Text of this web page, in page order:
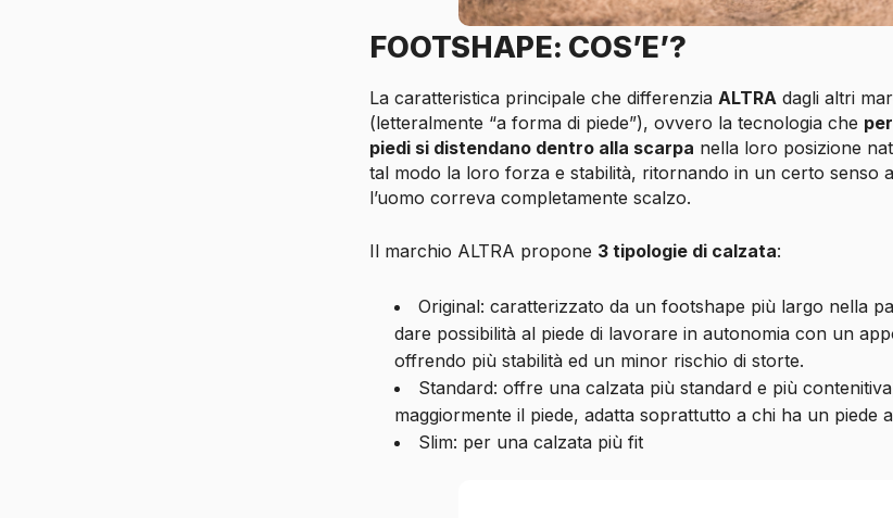
FOOTSHAPE: COS’E’?
La caratteristica principale che differenzia ALTRA dagli altri
(letteralmente “a forma di piede”), ovvero la tecnologia che
piedi si distendano dentro alla scarpa nella loro posizione
tal modo la loro forza e stabilità, ritornando in un certo senso
l’uomo correva completamente scalzo.
Il marchio ALTRA propone 3 tipologie di calzata:
Original: caratterizzato da un footshape più largo nella
dare possibilità al piede di lavorare in autonomia con un
offrendo più stabilità ed un minor rischio di storte.
Standard: offre una calzata più standard e più
maggiormente il piede, adatta soprattutto a chi ha un piede
Slim: per una calzata più fit